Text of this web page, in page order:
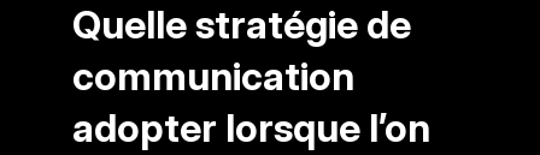
Quelle stratégie de
communication
adopter lorsque l’on